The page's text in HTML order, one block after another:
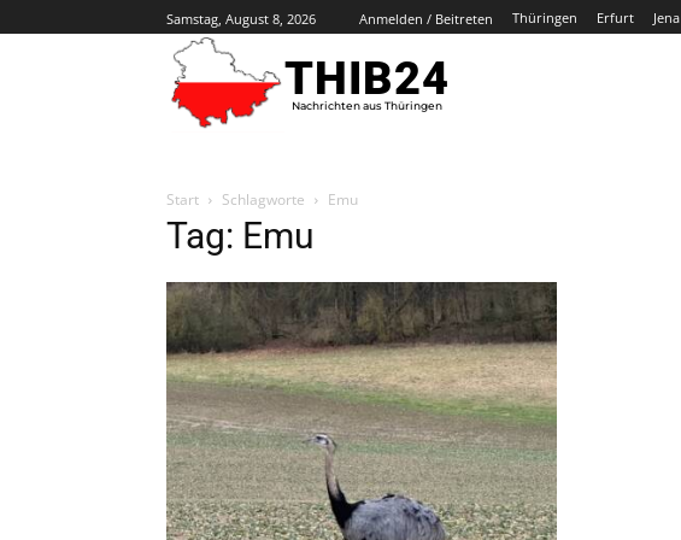
Samstag, August 8, 2026 Anmelden / Beitreten Thüringen Erfurt Jena
THIB24
Nachrichten aus Thüringen
Start Schlagworte Emu
Tag: Emu